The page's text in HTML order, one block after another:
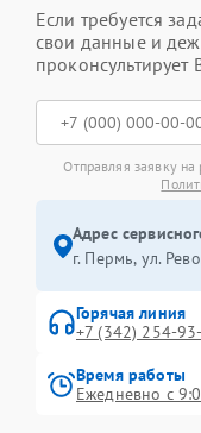
Если требуется
свои данные и
проконсультирует
Отправляя заявку
Адрес
г. Пермь, ул.
Горячая линия
+7 (342) 254-
Время работы
Ежедневно с